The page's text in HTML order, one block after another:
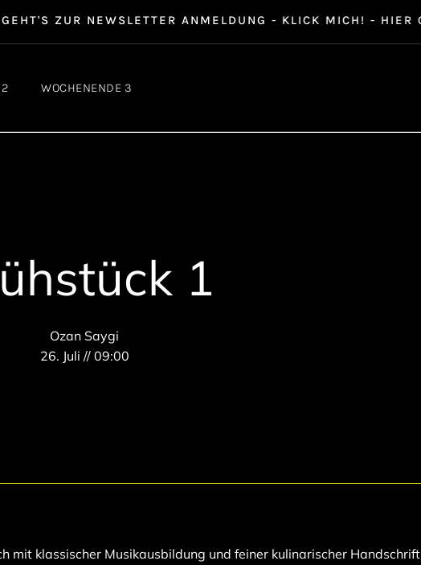
ZUR NEWSLETTER ANMELDUNG - KLICK MICH! - HIER
WOCHENENDE 3
1
Ozan Saygi
26. Juli // 09:00
mit klassischer Musikausbildung und feiner kulinarischer